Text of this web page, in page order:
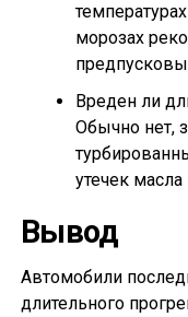
морозах
Вреден ли
Обычно нет,
утечек масла
Вывод
Автомобили
длительного